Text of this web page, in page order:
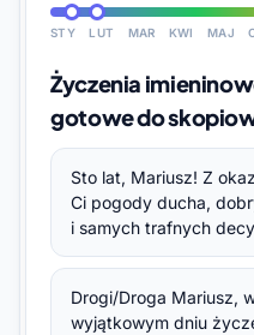
STY LUT MAR KWI MAJ
Życzenia
gotowe do
Sto lat, Mariusz! Z
Ci pogody ducha,
i samych trafnych
Drogi/Droga Mariusz,
wyjątkowym dniu